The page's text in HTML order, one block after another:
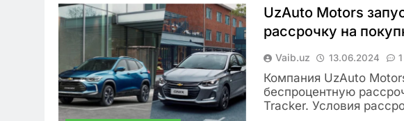
UzAuto Motors
рассрочку на
Vaib.uz 13.06.2024 1
Компания UzAuto
беспроцентную
Tracker. Условия